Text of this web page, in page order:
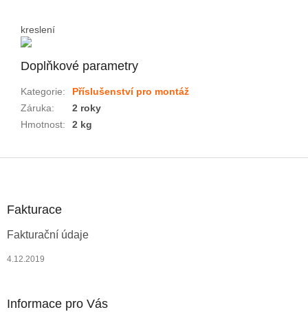
kreslení
Doplňkové parametry
Kategorie:
Příslušenství pro montáž
Záruka:
2 roky
Hmotnost: 2 kg
Fakturace
Fakturační údaje
4.12.2019
Informace pro Vás